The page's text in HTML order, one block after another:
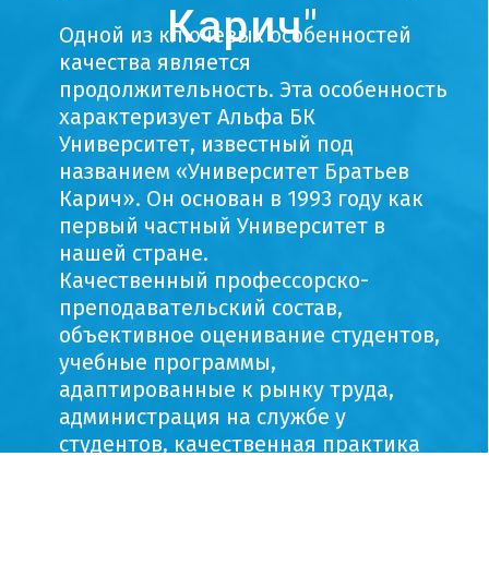
Карич"
Одной из ключевых особенностей
качества является
продолжительность. Эта особенность
характеризует Альфа БК
Университет, известный под
названием «Университет Братьев
Карич». Он основан в 1993 году как
первый частный Университет в
нашей стране.
Качественный профессорско-
преподавательский состав,
объективное оценивание студентов,
учебные программы,
адаптированные к рынку труда,
администрация на службе у
студентов, качественная практика